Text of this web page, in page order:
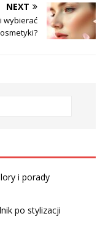
NEXT
wybierać
i porady
po stylizacji